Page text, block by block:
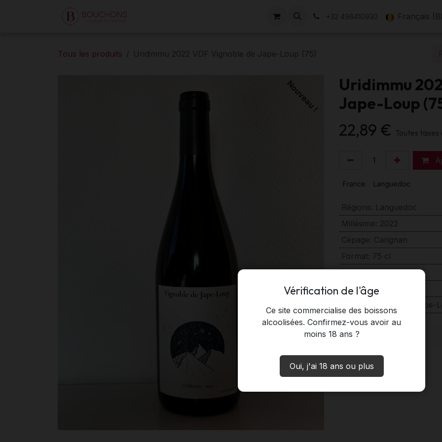
Vérification de l'âge
Ce site commercialise des boissons
alcoolisées. Confirmez-vous avoir au
moins 18 ans ?
Oui, j'ai 18 ans ou plus
Se rendre au contenu
Nos Domaines Évènements L'équipe À propos
+32 496410930 Français
Tous les produits Uridimmu 2022 VDF Vignoble de Jape-Loup (75)
Nouveau !
Uridimmu
Jape-Loup
22,89 € Toutes taxes
France Languedoc
Régions Languedoc
Millésime 2022
Cépage Carignan
Format: 75 cl
Couleur:Rouge
Pays:France
Domaine: Domaine Jape-